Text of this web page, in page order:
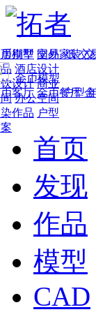
首页
发现
年费 作品 图纸 交
年费版块
费图纸 年费户型
作品
别墅 国外
酒店设计
设计 商业
办公空间
作品 户型
模型
模型 交易家装
金币模型
客厅 金币餐厅
CAD